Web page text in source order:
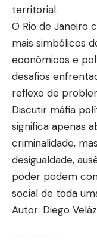
territorial.
O Rio de Janeiro
mais simbólicos
econômicos e
desafios
reflexo de
Discutir máfia
significa apenas
criminalidade,
desigualdade,
poder podem
social de toda
Autor: Diego